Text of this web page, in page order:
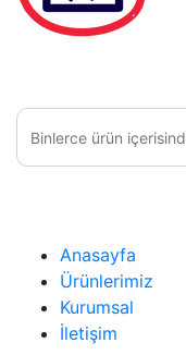
Anasayfa
Ürünlerimiz
Kurumsal
İletişim